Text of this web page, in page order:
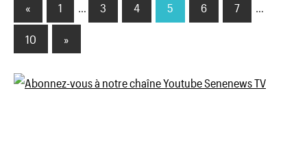
Pagination
des
publications
« Previous
Posts
1 … 3 4 5 6 7 …
10
Next
»